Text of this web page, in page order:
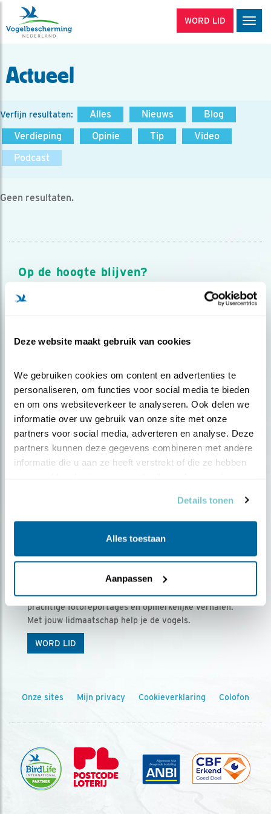
Deze website maakt gebruik van cookies
We gebruiken cookies om content en advertenties te
personaliseren, om functies voor social media te bieden
en om ons websiteverkeer te analyseren. Ook delen we
informatie over uw gebruik van onze site met onze
partners voor social media, adverteren en analyse. Deze
partners kunnen deze gegevens combineren met andere
informatie die u aan ze heeft verstrekt of die ze hebben
Details tonen
Alles toestaan
Aanpassen
WORD LID
Actueel
Verfijn resultaten: Alles Nieuws
Blog
Verdieping
Opinie Tip
Video
Podcast
Geen resultaten.
Op de hoogte blijven?
Meld je aan en ontvang nieuws, inspiratie, acties en tips
over vogels en activiteiten van Vogelbescherming.
Ontvang 5 x Vogels voor € 36,00 per jaar
Vogels is het tijdschrift voor onze leden, met
prachtige fotoreportages en opmerkelijke verhalen.
Met jouw lidmaatschap help je de vogels.
WORD LID
Onze sites Mijn privacy Cookieverklaring Colofon